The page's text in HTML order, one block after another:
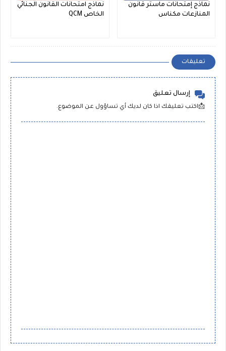
نماذج إمتحانات ماستر قانون
المنازعات مكناس
نماذج امتحانات القانون الجنائي
الخاص QCM
تعليقات
إرسال تعليق
📩اكتب تعليقك اذا كان لديك أي تساؤول عن الموضوع.